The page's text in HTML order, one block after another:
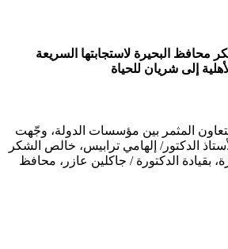
محافظ البحيرة لاستجابتها السريعة
إلى شريان للحياة
المثمر بين مؤسسات الدولة، وجّهت
الدكتور/ إلهامي ترابيس، خالص الشكر
بقيادة الدكتورة / جاكلين عازر، محافظ